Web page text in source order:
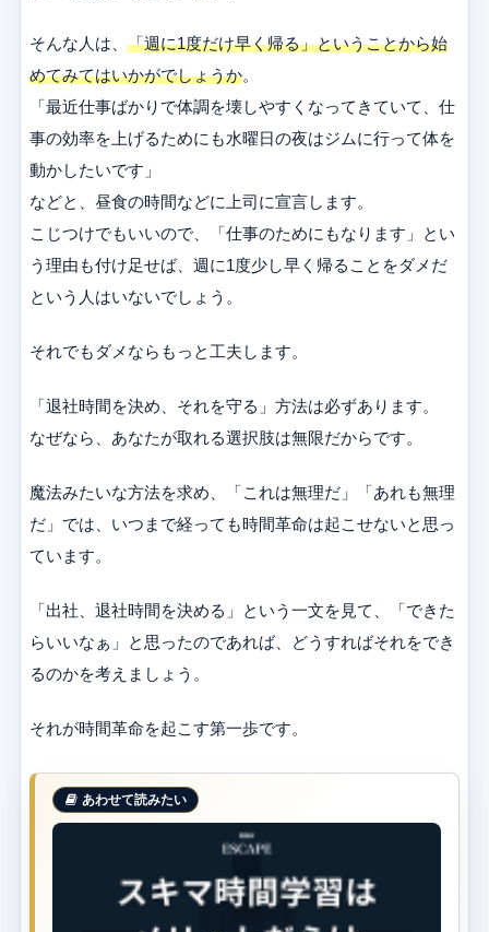
そんな人は、 「週に1度だけ早く帰る」ということから始
めてみてはいかがでしょうか。
「最近仕事ばかりで体調を壊しやすくなってきていて、仕
事の効率を上げるためにも水曜日の夜はジムに行って体を
動かしたいです」
などと、昼食の時間などに上司に宣言します。
こじつけでもいいので、「仕事のためにもなります」とい
う理由も付け足せば、週に1度少し早く帰ることをダメだ
という人はいないでしょう。
それでもダメならもっと工夫します。
「退社時間を決め、それを守る」方法は必ずあります。
なぜなら、あなたが取れる選択肢は無限だからです。
魔法みたいな方法を求め、「これは無理だ」「あれも無理
だ」では、いつまで経っても時間革命は起こせないと思っ
ています。
「出社、退社時間を決める」という一文を見て、「できた
らいいなぁ」と思ったのであれば、どうすればそれをでき
るのかを考えましょう。
それが時間革命を起こす第一歩です。